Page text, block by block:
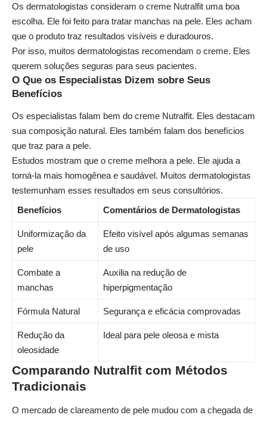
Os dermatologistas consideram o creme Nutralfit uma boa
escolha. Ele foi feito para tratar manchas na pele. Eles acham
que o produto traz resultados visíveis e duradouros.
Por isso, muitos dermatologistas recomendam o creme. Eles
querem soluções seguras para seus pacientes.
O Que os Especialistas Dizem sobre Seus
Benefícios
Os especialistas falam bem do creme Nutralfit. Eles destacam
sua composição natural. Eles também falam dos benefícios
que traz para a pele.
Estudos mostram que o creme melhora a pele. Ele ajuda a
torná-la mais homogênea e saudável. Muitos dermatologistas
testemunham esses resultados em seus consultórios.
Benefícios
Comentários de Dermatologistas
Uniformização da
pele
Efeito visível após algumas semanas
de uso
Combate a
manchas
Auxilia na redução de
hiperpigmentação
Fórmula Natural Segurança e eficácia comprovadas
Redução da
oleosidade
Ideal para pele oleosa e mista
Comparando Nutralfit com Métodos
Tradicionais
O mercado de clareamento de pele mudou com a chegada de